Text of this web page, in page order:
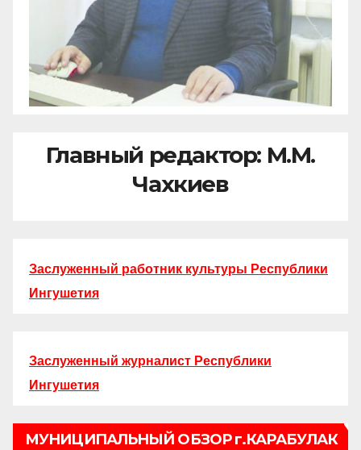
Главный редактор: М.М.
Чахкиев
Заслуженный работник культуры Республики
Ингушетия
Заслуженный журналист Республики
Ингушетия
МУНИЦИПАЛЬНЫЙ ОБЗОР г.КАРАБУЛАК